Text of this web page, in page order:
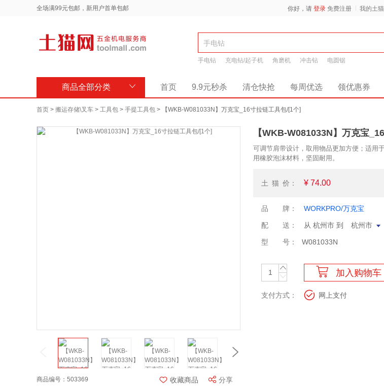
全场满99元包邮，新用户首单包邮 你好，请 登录 免费注册 我的土猫
手电钻 充电钻/起子机 角磨机 冲击钻 电圆锯
商品全部分类 首页 9.9元秒杀 清仓快抢 每周优选 领优惠券
首页 > 搬运存储\叉车 > 工具包 > 手提工具包 > 【WKB-W081033N】万克宝_16寸拉链工具包/[1个]
商品编号：503369 收藏商品 分享
【WKB-W081033N】万克宝
可调节肩带设计，取用物品更加方便；适用
用橡胶泡沫材料，坚固耐用。
土猫 价： ¥ 74.00
品 牌： WORKPRO/万克宝
配 送： 从 杭州市 到 杭州市
型 号： W081033N
加入购物车
支付方式： 网上支付